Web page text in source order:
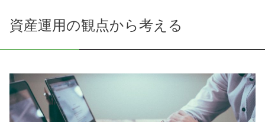
資産運用の観点から考える